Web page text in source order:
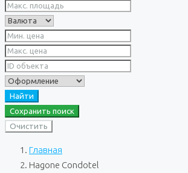
Найти
Сохранить поиск
Очистить
Главная
Hagone Condotel